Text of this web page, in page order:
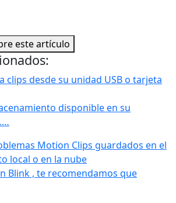
este artículo
clips desde su unidad USB o tarjeta
disponible en su
Motion Clips guardados en el
local o en la nube
Blink , te recomendamos que